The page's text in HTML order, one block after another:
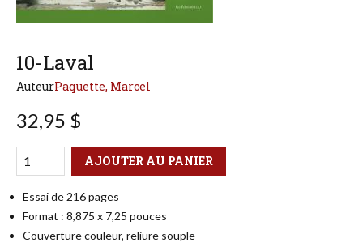
10-Laval
AuteurPaquette, Marcel
32,95 $
Qté
Format AJOUTER AU PANIER
Essai de 216 pages
Format : 8,875 x 7,25 pouces
Couverture couleur, reliure souple